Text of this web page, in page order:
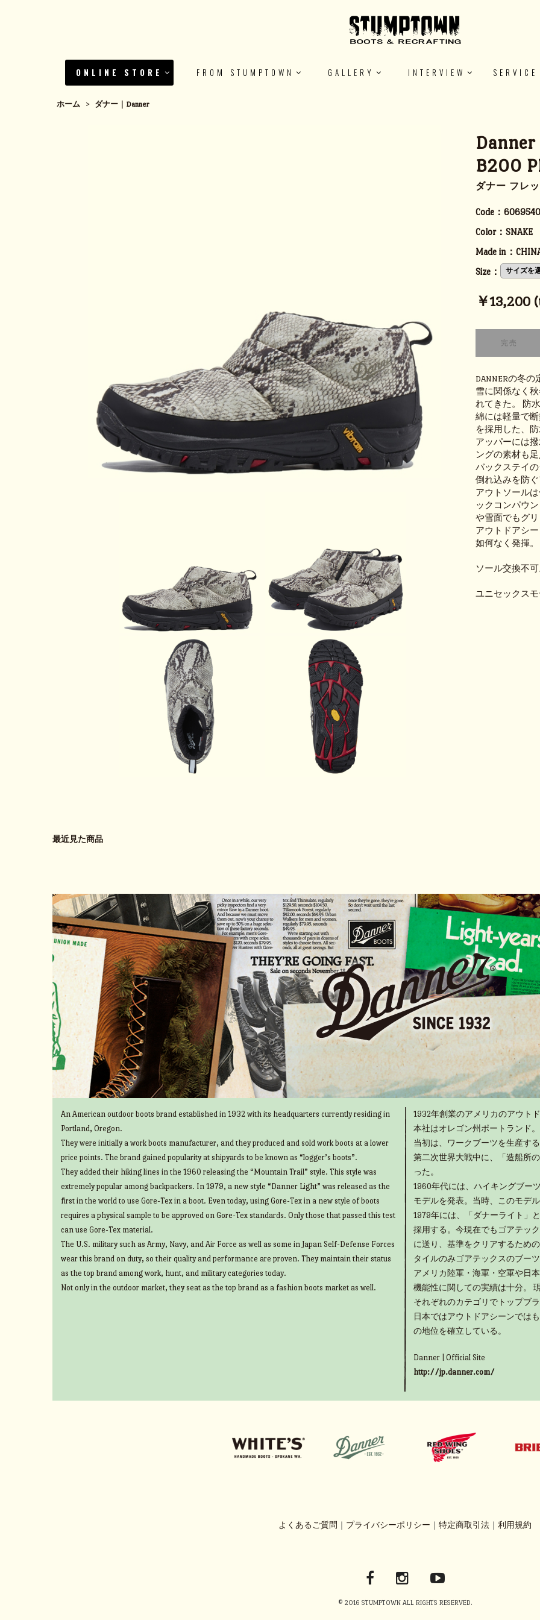
ONLINE STORE FROM STUMPTOWN GALLERY INTERVIEW SERVICE
ホーム > ダナー｜Danner
Danner
B200
ダナー フレ
Code：
Color： SNAKE
Made in：
Size：
￥13,200
DANNERの冬
雪に関係なく
れてきた。 防
綿には軽量で
を採用した、
アッパーには
ングの素材も
バックステイ
倒れ込みを防
アウトソール
ックコンパウ
や雪面でもグ
アウトドアシ
如何なく発揮。
ソール交換不
ユニセックス
最近見た商品
An American outdoor boots brand established in 1932 with its headquarters currently residing in
Portland, Oregon.
They were initially a work boots manufacturer, and they produced and sold work boots at a lower
price points. The brand gained popularity at shipyards to be known as “logger’s boots”.
They added their hiking lines in the 1960 releasing the “Mountain Trail” style. This style was
extremely popular among backpackers. In 1979, a new style “Danner Light” was released as the
first in the world to use Gore-Tex in a boot. Even today, using Gore-Tex in a new style of boots
requires a physical sample to be approved on Gore-Tex standards. Only those that passed this test
can use Gore-Tex material.
The U.S. military such as Army, Navy, and Air Force as well as some in Japan Self-Defense Forces
wear this brand on duty, so their quality and performance are proven. They maintain their status
as the top brand among work, hunt, and military categories today.
Not only in the outdoor market, they seat as the top brand as a fashion boots market as well.
1932年創業のアメリカのアウト
本社はオレゴン州ポートランド。
当初は、ワークブーツを生産す
第二次世界大戦中に、「造船所
った。
1960年代には、ハイキングブー
モデルを発表。当時、このモデ
1979年には、「ダナーライト」
採用する。今現在でもゴアテッ
に送り、基準をクリアするため
タイルのみゴアテックスのブー
アメリカ陸軍・海軍・空軍や日
機能性に関しての実績は十分。
それぞれのカテゴリでトップブ
日本ではアウトドアシーンでは
の地位を確立している。
Danner | Official Site
http://jp.danner.com/
よくあるご質問 プライバシーポリシー 特定商取引法 利用規約
© 2016 STUMPTOWN ALL RIGHTS RESERVED.